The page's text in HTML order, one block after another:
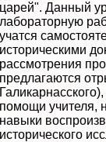
царей". Данный
лабораторную
учатся
историческими
рассмотрения
предлагаются
помощи учителя,
навыки
исторического